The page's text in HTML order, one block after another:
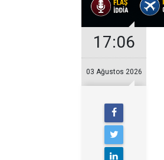
17:06
03 Ağustos 2026